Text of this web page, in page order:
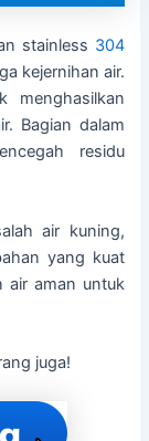
stainless 304
kejernihan air.
menghasilkan
Bagian dalam
residu
air kuning,
yang kuat
air aman untuk
juga!